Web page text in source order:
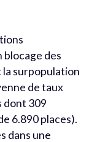
blocage des
surpopulation
de taux
dont 309
6.890 places).
dans une